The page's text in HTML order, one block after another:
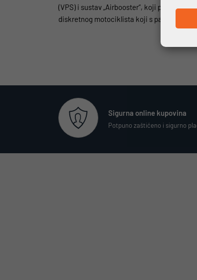
(VPS) i sustav „Airbooster“, koji pojačava
diskretnog motociklista koji s pažnjom bira
Sigurna online kupovina
Potpuno zaštićeno i sigurno